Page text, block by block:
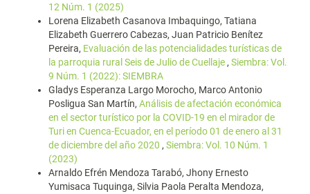
12 Núm. 1 (2025)
Lorena Elizabeth Casanova Imbaquingo, Tatiana
Elizabeth Guerrero Cabezas, Juan Patricio Benítez
Pereira, Evaluación de las potencialidades turísticas de
la parroquia rural Seis de Julio de Cuellaje , Siembra: Vol.
9 Núm. 1 (2022): SIEMBRA
Gladys Esperanza Largo Morocho, Marco Antonio
Posligua San Martín, Análisis de afectación económica
en el sector turístico por la COVID-19 en el mirador de
Turi en Cuenca-Ecuador, en el período 01 de enero al 31
de diciembre del año 2020 , Siembra: Vol. 10 Núm. 1
(2023)
Arnaldo Efrén Mendoza Tarabó, Jhony Ernesto
Yumisaca Tuquinga, Silvia Paola Peralta Mendoza,